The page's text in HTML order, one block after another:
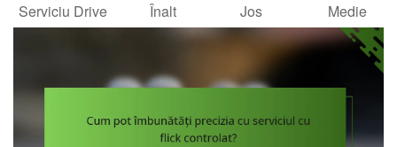
Serviciu Drive
Înalt Jos Medie